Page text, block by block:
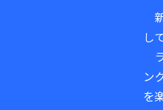
し
ン
を